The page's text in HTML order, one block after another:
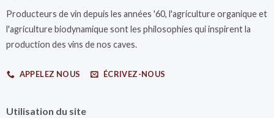
Producteurs de vin depuis les années '60, l'agriculture organique et
l'agriculture biodynamique sont les philosophies qui inspirent la
production des vins de nos caves.
APPELEZ NOUS ÉCRIVEZ-NOUS
Utilisation du site